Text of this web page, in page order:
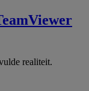
realiteit.